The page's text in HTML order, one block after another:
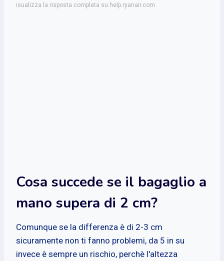
isualizza la risposta completa su help.ryanair.com
Cosa succede se il bagaglio a
mano supera di 2 cm?
Comunque se la differenza è di 2-3 cm
sicuramente non ti fanno problemi, da 5 in su
invece è sempre un rischio, perchè l'altezza